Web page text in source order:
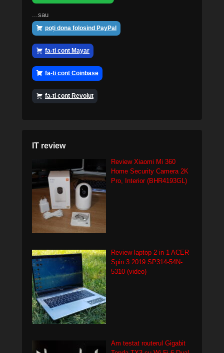
...sau
poți dona folosind PayPal
fa-ti cont Mayar
fa-ti cont Coinbase
fa-ti cont Revolut
IT review
Review Xiaomi Mi 360
Home Security Camera 2K
Pro, Interior (BHR4193GL)
Review laptop 2 in 1 ACER
Spin 3 2019 SP314-54N-
5310 (video)
Am testat routerul Gigabit